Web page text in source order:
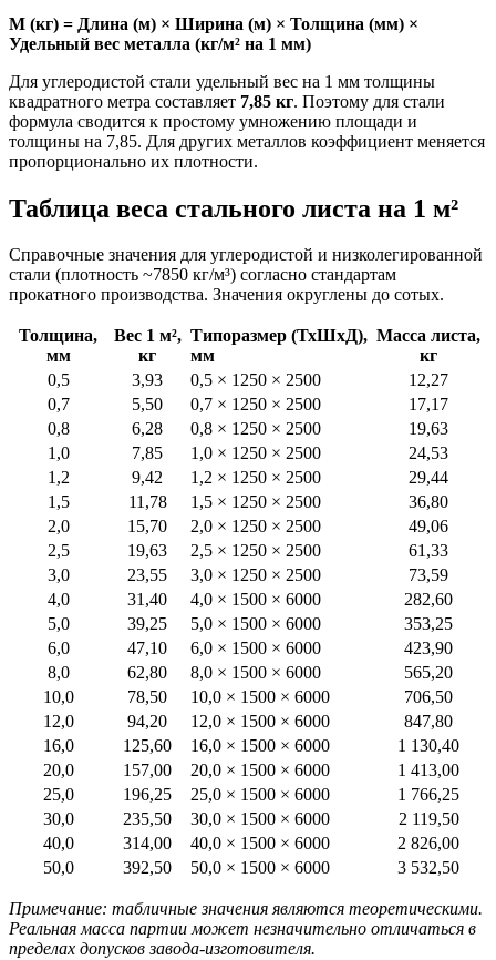
M (кг) = Длина (м) × Ширина (м) × Толщина (мм) ×
Удельный вес металла (кг/м² на 1 мм)
Для углеродистой стали удельный вес на 1 мм толщины
квадратного метра составляет 7,85 кг. Поэтому для стали
формула сводится к простому умножению площади и
толщины на 7,85. Для других металлов коэффициент меняется
пропорционально их плотности.
Таблица веса стального листа на 1 м²
Справочные значения для углеродистой и низколегированной
стали (плотность ~7850 кг/м³) согласно стандартам
прокатного производства. Значения округлены до сотых.
Толщина,
мм
Вес 1 м²,
кг
Типоразмер (ТхШхД),
мм
Масса листа,
кг
0,5
3,93 0,5 × 1250 × 2500
12,27
0,7
5,50 0,7 × 1250 × 2500
17,17
0,8
6,28 0,8 × 1250 × 2500
19,63
1,0
7,85 1,0 × 1250 × 2500
24,53
1,2
9,42 1,2 × 1250 × 2500
29,44
1,5
11,78 1,5 × 1250 × 2500
36,80
2,0
15,70 2,0 × 1250 × 2500
49,06
2,5
19,63 2,5 × 1250 × 2500
61,33
3,0
23,55 3,0 × 1250 × 2500
73,59
4,0
31,40 4,0 × 1500 × 6000
282,60
5,0
39,25 5,0 × 1500 × 6000
353,25
6,0
47,10 6,0 × 1500 × 6000
423,90
8,0
62,80 8,0 × 1500 × 6000
565,20
10,0
78,50 10,0 × 1500 × 6000
706,50
12,0
94,20 12,0 × 1500 × 6000
847,80
16,0
125,60 16,0 × 1500 × 6000
1 130,40
20,0
157,00 20,0 × 1500 × 6000
1 413,00
25,0
196,25 25,0 × 1500 × 6000
1 766,25
30,0
235,50 30,0 × 1500 × 6000
2 119,50
40,0
314,00 40,0 × 1500 × 6000
2 826,00
50,0
392,50 50,0 × 1500 × 6000 3 532,50
Примечание: табличные значения являются теоретическими.
Реальная масса партии может незначительно отличаться в
пределах допусков завода-изготовителя.